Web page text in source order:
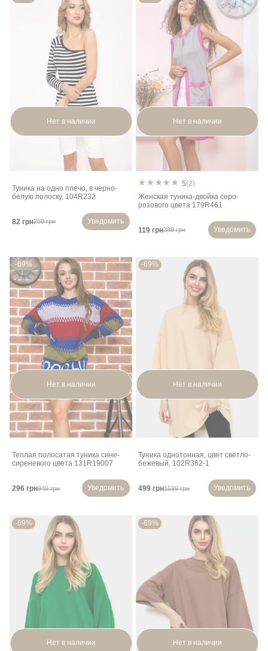
Нет в наличии
Туника на одно плечо, в черно-
белую полоску, 104R232
82 грн269 грн Уведомить
Нет в наличии
5(2)
Женская туника-двойка серо-
розового цвета 179R461
119 грн389 грн Уведомить
-69%
Нет в наличии
Теплая полосатая туника сине-
сиреневого цвета 131R19007
296 грн949 грн Уведомить
-69%
Нет в наличии
Туника однотонная, цвет светло-
бежевый, 102R362-1
499 грн1599 грн Уведомить
-69%
Нет в наличии
-69%
Нет в наличии